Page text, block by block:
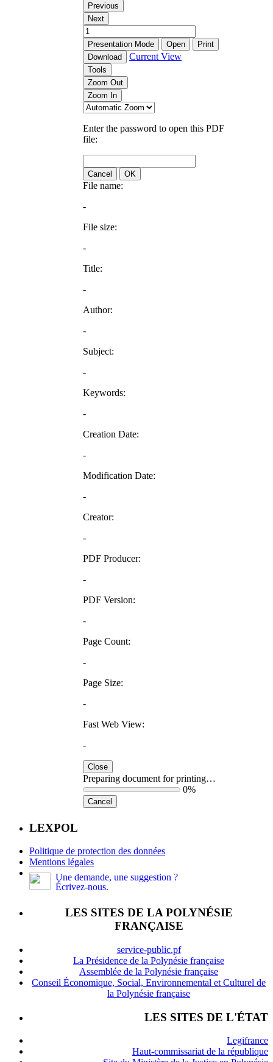
Previous
Next
Presentation Mode Open
Print
Download
Current View
Tools
Zoom Out
Zoom In
Enter the password to open this PDF
file:
Cancel OK
File name:
-
File size:
-
Title:
-
Author:
-
Subject:
-
Keywords:
-
Creation Date:
-
Modification Date:
-
Creator:
-
PDF Producer:
-
PDF Version:
-
Page Count:
-
Page Size:
-
Fast Web View:
-
Close
Preparing document for printing…
0%
Cancel
LEXPOL
Politique de protection des données
Mentions légales
Une demande, une suggestion ?
Écrivez-nous.
LES SITES DE LA POLYNÉSIE
FRANÇAISE
service-public.pf
La Présidence de la Polynésie française
Assemblée de la Polynésie française
Conseil Économique, Social, Environnemental et Culturel de
la Polynésie française
LES SITES DE L'ÉTAT
Legifrance
Haut-commissariat de la république